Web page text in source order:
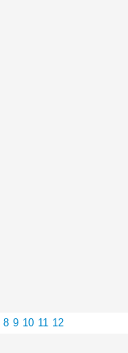
8 9 10 11 12